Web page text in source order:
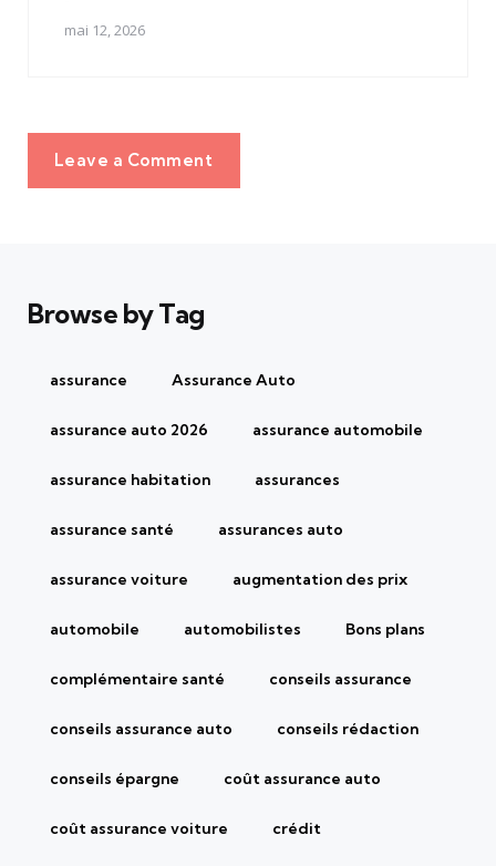
mai 12, 2026
Leave a Comment
Browse by Tag
assurance Assurance Auto
assurance auto 2026 assurance automobile
assurance habitation assurances
assurance santé assurances auto
assurance voiture augmentation des prix
automobile automobilistes Bons plans
complémentaire santé conseils assurance
conseils assurance auto conseils rédaction
conseils épargne coût assurance auto
coût assurance voiture crédit